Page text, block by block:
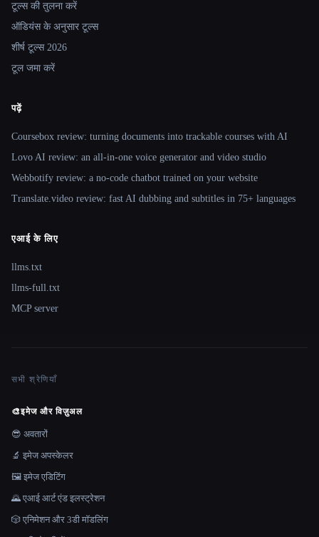
टूल्स की तुलना करें
ऑडियंस के अनुसार टूल्स
शीर्ष टूल्स 2026
टूल जमा करें
पढ़ें
Coursebox review: turning documents into trackable courses with AI
Lovo AI review: an all-in-one voice generator and video studio
Webbotify review: a no-code chatbot trained on your website
Translate.video review: fast AI dubbing and subtitles in 75+ languages
एआई के लिए
llms.txt
llms-full.txt
MCP server
सभी श्रेणियाँ
🎨इमेज और विज़ुअल
😎 अवतारों
🔬 इमेज अपस्केलर
🖼️ इमेज एडिटिंग
🌄 एआई आर्ट एंड इलस्ट्रेशन
🎲 एनिमेशन और 3डी मॉडलिंग